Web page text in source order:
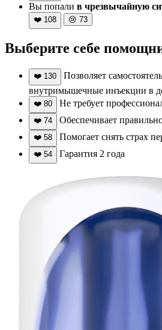
Вы попали в чрезвычайную
❤️ 108 😢 73
Выберите себе
❤️ 130
Позволяет
внутримышечные инъекции в
❤️ 80 Не требует
❤️ 74 Обеспечивает
❤️ 58 Помогает снять страх
❤️ 54 Гарантия 2 года